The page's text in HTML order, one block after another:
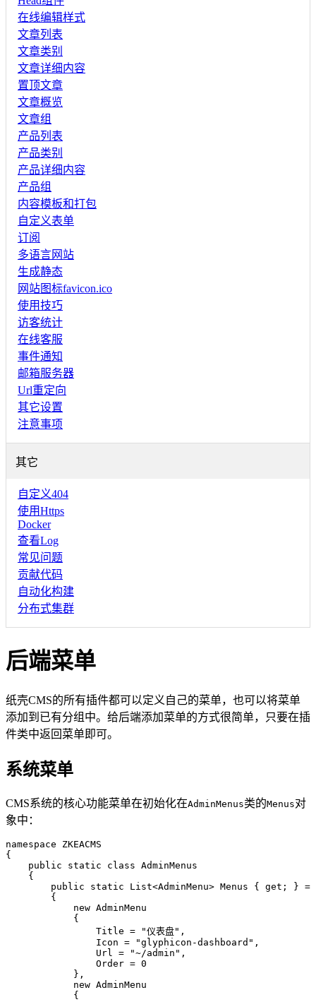
在线编辑样式
文章列表
文章类别
文章详细内容
置顶文章
文章概览
文章组
产品列表
产品类别
产品详细内容
产品组
内容模板和打包
自定义表单
订阅
多语言网站
生成静态
网站图标favicon.ico
使用技巧
访客统计
在线客服
事件通知
邮箱服务器
Url重定向
其它设置
注意事项
其它
自定义404
使用Https
Docker
查看Log
常见问题
贡献代码
自动化构建
分布式集群
后端菜单
纸壳CMS的所有插件都可以定义自己的菜单，也可以将菜单
添加到已有分组中。给后端添加菜单的方式很简单，只要在插
件类中返回菜单即可。
系统菜单
CMS系统的核心功能菜单在初始化在AdminMenus类的Menus对
象中：
namespace ZKEACMS
{
    public static class AdminMenus
    {
public static List<AdminMenu> Menus { get; } =
        {
            new AdminMenu
            {
                Title = "仪表盘",
                Icon = "glyphicon-dashboard",
                Url = "~/admin",
                Order = 0
            },
            new AdminMenu
            {